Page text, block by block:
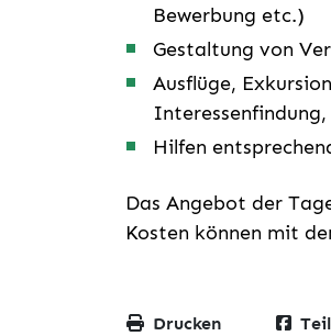
Bewerbung etc.)
Gestaltung von
Ausflüge,
Hilfen
Das Angebot der
Kosten können mit
Drucken